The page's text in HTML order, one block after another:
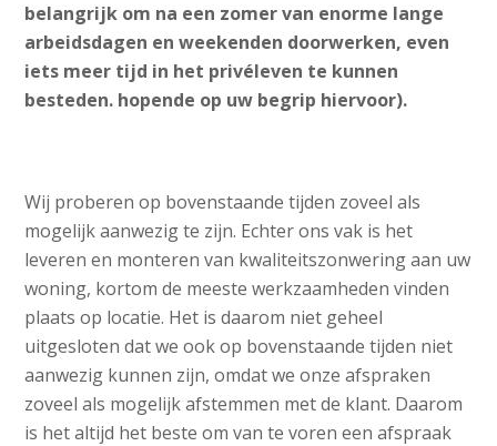
belangrijk om na een zomer van enorme lange
arbeidsdagen en weekenden doorwerken, even
iets meer tijd in het privéleven te kunnen
besteden. hopende op uw begrip hiervoor).
Wij proberen op bovenstaande tijden zoveel als
mogelijk aanwezig te zijn. Echter ons vak is het
leveren en monteren van kwaliteitszonwering aan uw
woning, kortom de meeste werkzaamheden vinden
plaats op locatie. Het is daarom niet geheel
uitgesloten dat we ook op bovenstaande tijden niet
aanwezig kunnen zijn, omdat we onze afspraken
zoveel als mogelijk afstemmen met de klant. Daarom
is het altijd het beste om van te voren een afspraak